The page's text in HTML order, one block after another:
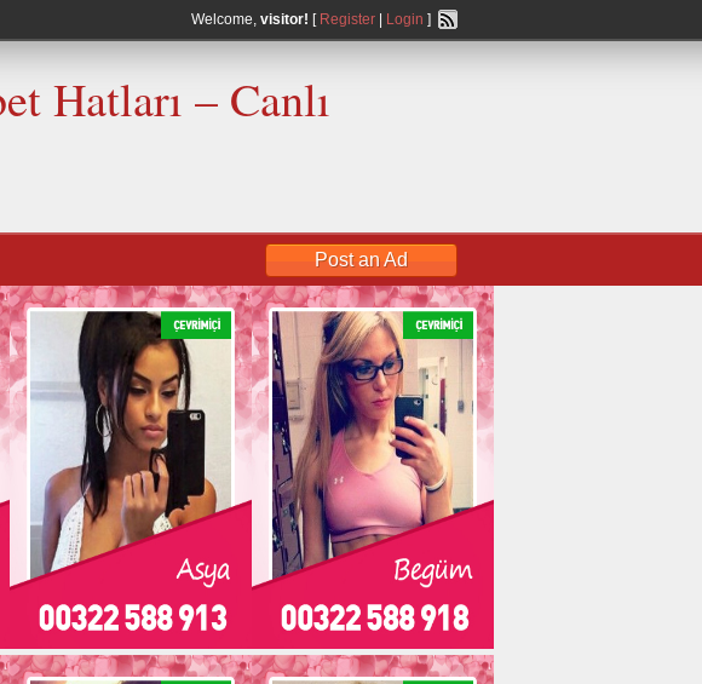
Welcome, visitor! [ Register Login ]
Hatları – Canlı
Post an Ad